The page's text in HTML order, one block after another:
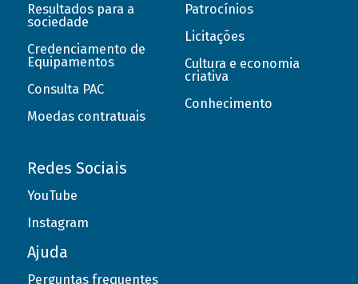
Resultados para a
sociedade
Credenciamento de
Equipamentos
Consulta PAC
Moedas contratuais
Patrocínios
Licitações
Cultura e economia
criativa
Conhecimento
Redes Sociais
YouTube
Instagram
Ajuda
Perguntas frequentes